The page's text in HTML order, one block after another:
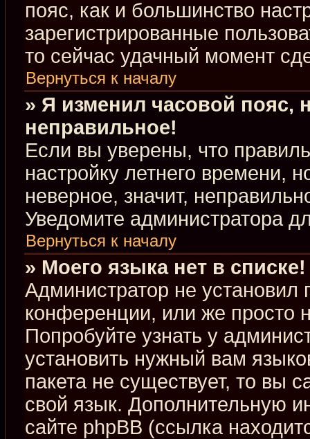
пояс, как и большинство
зарегистрированные
то сейчас удачный момент
Вернуться к началу
» Я изменил часовой пояс,
неправильное!
Если вы уверены, что
настройку летнего времени,
неверное, значит,
Уведомите администратора
Вернуться к началу
» Моего языка нет в списке!
Администратор не
конференции, или же просто
Попробуйте узнать у
установить нужный вам
пакета не существует, то вы
свой язык. Дополнительную
сайте phpBB (ссылка